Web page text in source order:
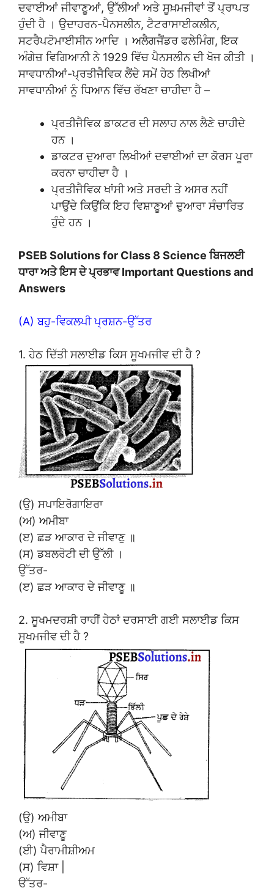
ਦਵਾਈਆਂ ਜੀਵਾਣੂਆਂ, ਉੱਲੀਆਂ ਅਤੇ ਸੂਖ਼ਮਜੀਵਾਂ ਤੋਂ ਪ੍ਰਾਪਤ
ਹੁੰਦੀ ਹੈ । ਉਦਾਹਰਨ-ਪੈਨਸਲੀਨ, ਟੈਟਰਾਸਾਈਕਲੀਨ,
ਸਟਰੈਪਟੋਮਾਈਸੀਨ ਆਦਿ । ਅਲੈਗਜੈਂਡਰ ਫਲੇਮਿੰਗ, ਇਕ
ਅੰਗੇਜ਼ ਵਿਗਿਆਨੀ ਨੇ 1929 ਵਿੱਚ ਪੈਨਸਲੀਨ ਦੀ ਖੋਜ ਕੀਤੀ ।
ਸਾਵਧਾਨੀਆਂ-ਪ੍ਰਤੀਜੈਵਿਕ ਲੈਂਦੇ ਸਮੇਂ ਹੇਠ ਲਿਖੀਆਂ
ਸਾਵਧਾਨੀਆਂ ਨੂੰ ਧਿਆਨ ਵਿੱਚ ਰੱਖਣਾ ਚਾਹੀਦਾ ਹੈ –
ਪ੍ਰਤੀਜੈਵਿਕ ਡਾਕਟਰ ਦੀ ਸਲਾਹ ਨਾਲ ਲੈਣੇ ਚਾਹੀਦੇ
ਹਨ ।
ਡਾਕਟਰ ਦੁਆਰਾ ਲਿਖੀਆਂ ਦਵਾਈਆਂ ਦਾ ਕੋਰਸ ਪੂਰਾ
ਕਰਨਾ ਚਾਹੀਦਾ ਹੈ ।
ਪ੍ਰਤੀਜੈਵਿਕ ਖਾਂਸੀ ਅਤੇ ਸਰਦੀ ਤੇ ਅਸਰ ਨਹੀਂ
ਪਾਉਂਦੇ ਕਿਉਂਕਿ ਇਹ ਵਿਸ਼ਾਣੂਆਂ ਦੁਆਰਾ ਸੰਚਾਰਿਤ
ਹੁੰਦੇ ਹਨ ।
PSEB Solutions for Class 8 Science ਬਿਜਲਈ
ਧਾਰਾ ਅਤੇ ਇਸ ਦੇ ਪ੍ਰਭਾਵ Important Questions and
Answers
(A) ਬਹੁ-ਵਿਕਲਪੀ ਪ੍ਰਸ਼ਨ-ਉੱਤਰ
1. ਹੇਠ ਦਿੱਤੀ ਸਲਾਈਡ ਕਿਸ ਸੂਖਮਜੀਵ ਦੀ ਹੈ ?
(ਉ) ਸਪਾਇਰੋਗਾਇਰਾ
(ਅ) ਅਮੀਬਾ
(ੲ) ਛੜ ਆਕਾਰ ਦੇ ਜੀਵਾਣੁ ॥
(ਸ) ਡਬਲਰੋਟੀ ਦੀ ਉੱਲੀ ।
ਉੱਤਰ-
(ੲ) ਛੜ ਆਕਾਰ ਦੇ ਜੀਵਾਣੂ ॥
2. ਸੂਖਮਦਰਸ਼ੀ ਰਾਹੀਂ ਹੇਠਾਂ ਦਰਸਾਈ ਗਈ ਸਲਾਈਡ ਕਿਸ
ਸੂਖਮਜੀਵ ਦੀ ਹੈ ?
(ਉ) ਅਮੀਬਾ
(ਅ) ਜੀਵਾਣੂ
(ਈ) ਪੈਰਾਮੀਸ਼ੀਅਮ
(ਸ) ਵਿਸ਼ਾ |
ਉੱਤਰ-